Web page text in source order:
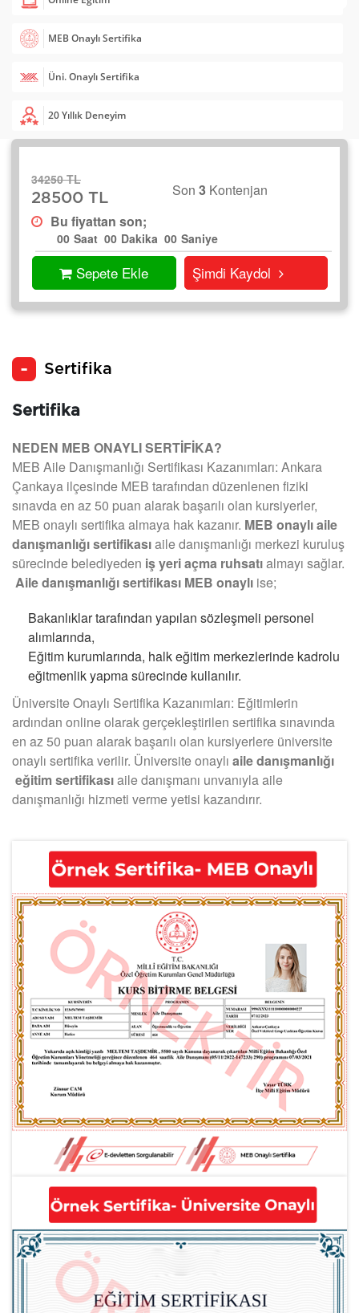
20 Yıllık Deneyim
Üni. Onaylı Sertifika
MEB Onaylı Sertifika
34250 TL
28500 TL
Son 3Kontenjan
Bu fiyattan son;
00 Saat 00 Dakika 00 Saniye
Sepete Ekle Şimdi Kaydol
Sertifika
Sertifika
NEDEN MEB ONAYLI SERTİFİKA?
MEB Aile Danışmanlığı Sertifikası Kazanımları: Ankara
Çankaya ilçesinde MEB tarafından düzenlenen fiziki
sınavda en az 50 puan alarak başarılı olan kursiyerler,
MEB onaylı sertifika almaya hak kazanır. MEB onaylı aile
danışmanlığı sertifikasıaile danışmanlığı merkezi kuruluş
sürecinde belediyeden iş yeri açma ruhsatıalmayı sağlar.
Aile danışmanlığı sertifikası MEB onaylı ise;
Bakanlıklar tarafından yapılan sözleşmeli personel
alımlarında,
Eğitim kurumlarında, halk eğitim merkezlerinde kadrolu
eğitmenlik yapma sürecinde kullanılır.
Üniversite Onaylı Sertifika Kazanımları: Eğitimlerin
ardından online olarak gerçekleştirilen sertifika sınavında
en az 50 puan alarak başarılı olan kursiyerlere üniversite
onaylı sertifika verilir. Üniversite onaylı aile danışmanlığı
eğitim sertifikasıaile danışmanı unvanıyla aile
danışmanlığı hizmeti verme yetisi kazandırır.